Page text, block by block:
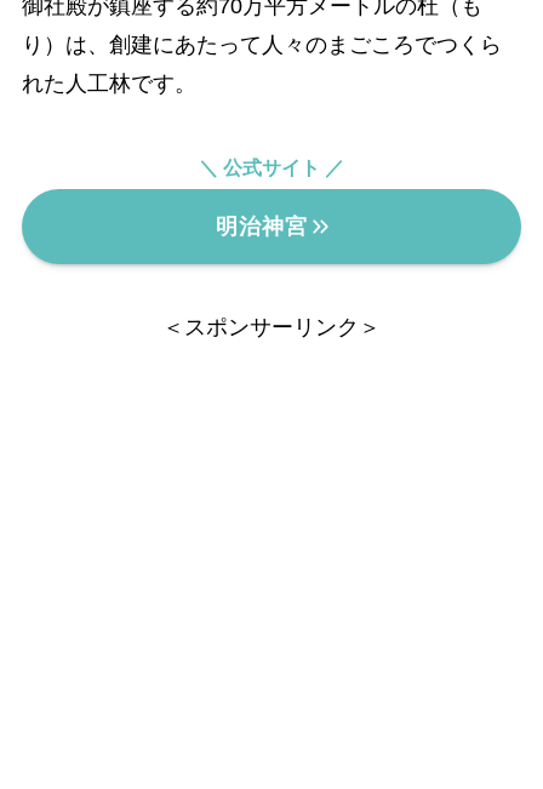
御社殿が鎮座する約70万平方メートルの杜（も
り）は、創建にあたって人々のまごころでつくら
れた人工林です。
＼ 公式サイト ／
明治神宮
＜スポンサーリンク＞